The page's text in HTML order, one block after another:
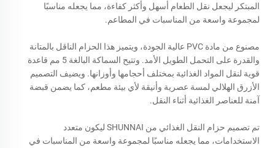
المبتكر ليجعل نقل الطعام أسهل وأكثر كفاءة، مما يجعله مناسبًا
لمجموعة واسعة من المناسبات في المطاعم.
مصنوع من مادة PVC عالية الجودة، ويتميز هذا الحزام الناقل بالمتانة
والقدرة على التحمل الطويل الأمد. وتتيح السماكة البالغة 5 مم قاعدة
قوية لنقل المواد الغذائية بمختلف أحجامها وأوزانها. ويضيف التصميم
الأزرق الهلالي لمسة عصرية وأنيقة لأي بيئة مطعم، كما يضمن قبضة
آمنة للعناصر الغذائية أثناء النقل.
تم تصميم حزام النقل الغذائي من SHUNNAI ليكون متعدد
الاستخدامات، مما يجعله مناسبًا لمجموعة واسعة من المناسبات في